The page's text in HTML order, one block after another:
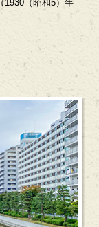
1930（昭和5）年